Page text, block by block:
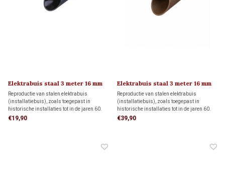
Elektrabuis staal 3 meter 16 mm
Reproductie van stalen elektrabuis
(installatiebuis), zoals toegepast in
historische installaties tot in de jaren 60.
De metalen buis heeft een druksterkte van
€19,90
Elektrabuis staal 3 meter 16 mm
Reproductie van stalen elektrabuis
(installatiebuis), zoals toegepast in
historische installaties tot in de jaren 60.
De metalen buis heeft een druksterkte van
€39,90